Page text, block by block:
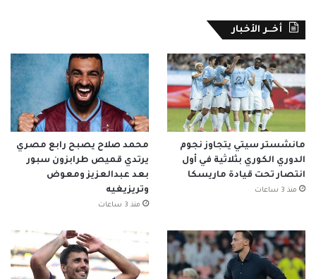
أخــر الأخبار
مانشستر سيتي يتجاوز نجوم
الدوري الكوري بثلاثية في أول
انتصار تحت قيادة ماريسكا
منذ 3 ساعات
محمد صلاح يصبح رابع مصري
يرتدي قميص طرابزون سبور
بعد عبدالعزيز ومعوض
وتريزيغيه
منذ 3 ساعات